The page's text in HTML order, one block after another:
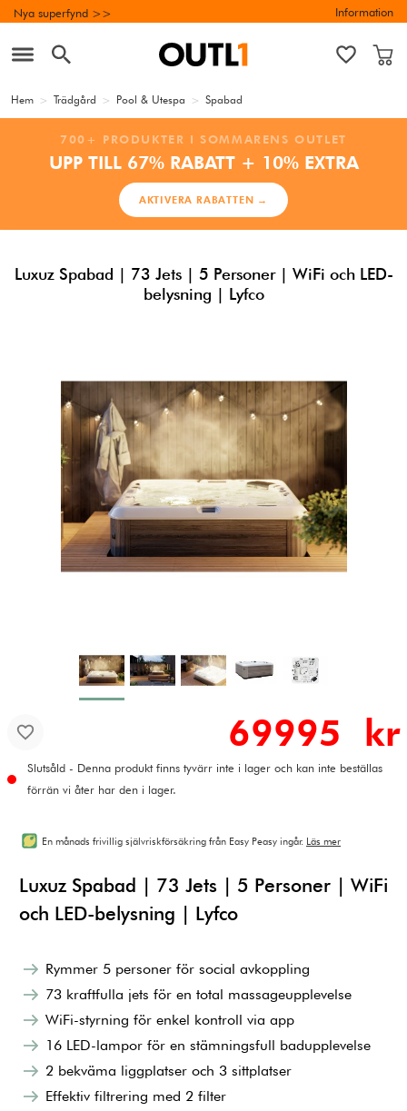
Nya superfynd >> Information
Hem > Trädgård > Pool & Utespa > Spabad
700+ PRODUKTER I SOMMARENS OUTLET
UPP TILL 67% RABATT + 10% EXTRA
AKTIVERA RABATTEN →
Luxuz Spabad | 73 Jets | 5 Personer | WiFi och LED-
belysning | Lyfco
69995 kr
Slutsåld - Denna produkt finns tyvärr inte i lager och kan inte beställas
förrän vi åter har den i lager.
En månads frivillig självriskförsäkring från Easy Peasy ingår. Läs mer
Luxuz Spabad | 73 Jets | 5 Personer | WiFi
och LED-belysning | Lyfco
Rymmer 5 personer för social avkoppling
73 kraftfulla jets för en total massageupplevelse
WiFi-styrning för enkel kontroll via app
16 LED-lampor för en stämningsfull badupplevelse
2 bekväma liggplatser och 3 sittplatser
Effektiv filtrering med 2 filter